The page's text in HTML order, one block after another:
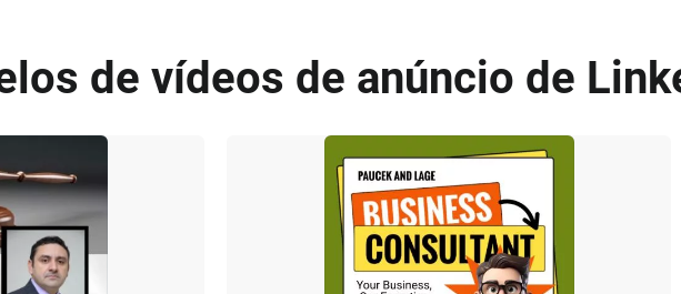
de vídeos de anúncio de